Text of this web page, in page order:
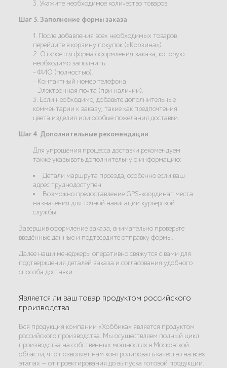
3. Укажите необходимое количество товаров.
Шаг 3. Заполнение формы заказа
1. После добавления всех необходимых товаров
перейдите в корзину покупок («Корзина»).
2. Откроется форма оформления заказа, которую
необходимо заполнить:
- ФИО (полностью).
- Контактный номер телефона.
- Электронная почта (при наличии).
3. Если необходимо, добавьте дополнительные
комментарии к заказу, такие как предпочтения
цвета изделия или особые пожелания доставки.
Шаг 4. Дополнительные рекомендации
Для упрощения процесса доставки рекомендуем
также указывать дополнительную информацию:
Детали маршрута проезда, особенно если ваш
адрес труднодоступен.
Возможно предоставление GPS-координат места
назначения для точной навигации курьерской
службы.
Завершив оформление заказа, внимательно проверьте
введённые данные и подтвердите отправку формы.
Далее наши менеджеры оперативно свяжутся с вами для
подтверждения деталей заказа и согласования удобного
способа доставки.
Является ли ваш товар продуктом российского
производства
Вся продукция компании «Хоббика» является продуктом
российского производства. Мы осуществляем полный цикл
производства на собственных мощностях в Московской
области, что позволяет нам контролировать качество на всех
этапах — от проектирования до выпуска готовой продукции.